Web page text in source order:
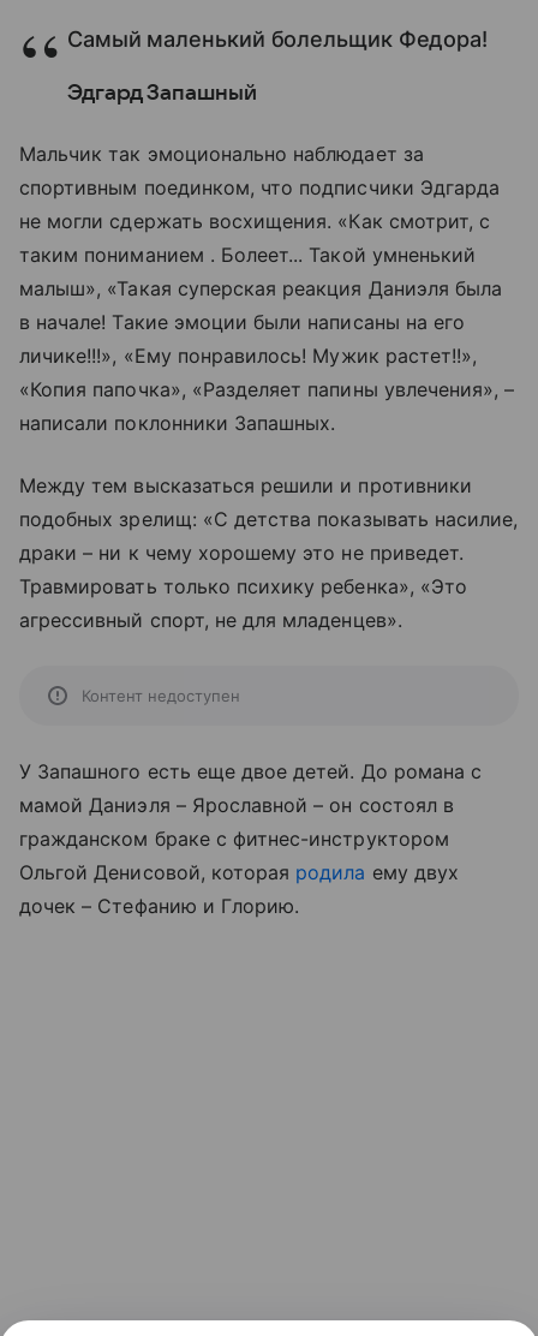
Самый маленький болельщик Федора!
Эдгард Запашный
Мальчик так эмоционально наблюдает за
спортивным поединком, что подписчики Эдгарда
не могли сдержать восхищения. «Как смотрит, с
таким пониманием . Болеет... Такой умненький
малыш», «Такая суперская реакция Даниэля была
в начале! Такие эмоции были написаны на его
личике!!!», «Ему понравилось! Мужик растет!!»,
«Копия папочка», «Разделяет папины увлечения», –
написали поклонники Запашных.
Между тем высказаться решили и противники
подобных зрелищ: «С детства показывать насилие,
драки – ни к чему хорошему это не приведет.
Травмировать только психику ребенка», «Это
агрессивный спорт, не для младенцев».
Контент недоступен
У Запашного есть еще двое детей. До романа с
мамой Даниэля – Ярославной – он состоял в
гражданском браке c фитнес-инструктором
Ольгой Денисовой, которая родила ему двух
дочек – Стефанию и Глорию.